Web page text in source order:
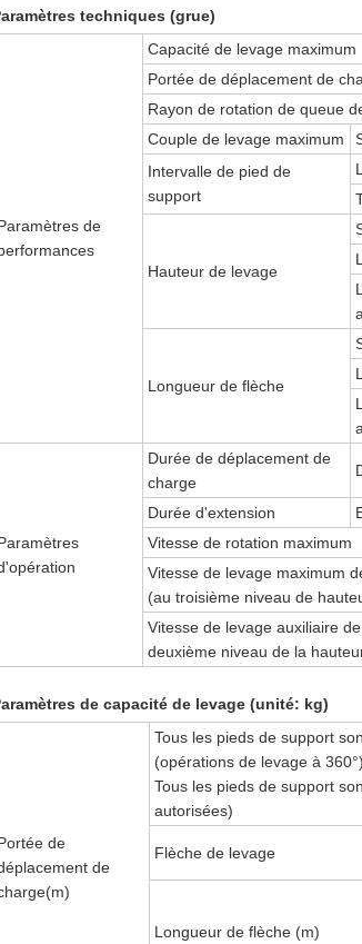
techniques (grue)
de
Capacité de levage maximum
Portée de déplacement de
Rayon de rotation de queue
Couple de levage maximum
Intervalle de pied de
support
Hauteur de levage
Longueur de flèche
Durée de déplacement de
charge
Durée d'extension
Vitesse de rotation maximum
Vitesse de levage maximum
(au troisième niveau de
Vitesse de levage auxiliaire
deuxième niveau de la
de capacité de levage (unité: kg)
de
de
Tous les pieds de support
(opérations de levage à 360°)
Tous les pieds de support
autorisées)
Flèche de levage
Longueur de flèche (m)